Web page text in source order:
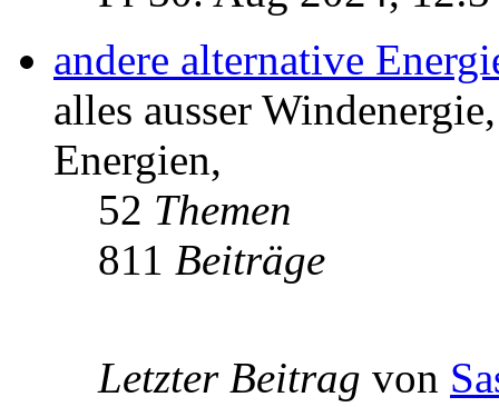
andere alternative
alles ausser
Energien,
52 Themen
811 Beiträge
Letzter Beitrag von